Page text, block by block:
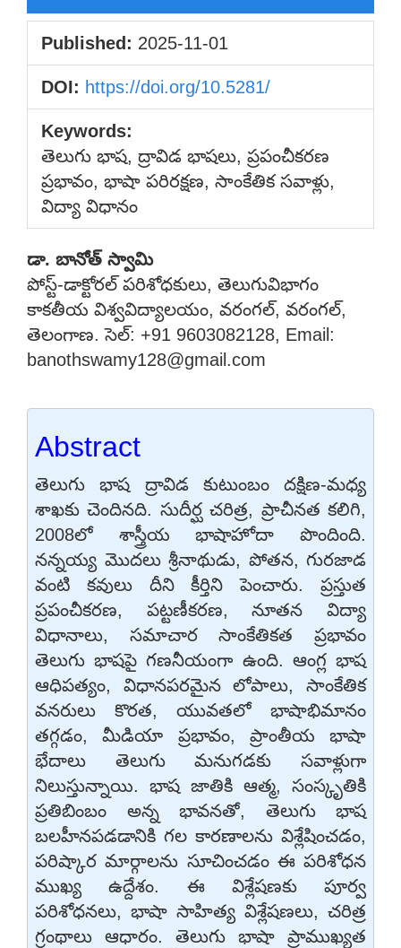
Published: 2025-11-01
DOI: https://doi.org/10.5281/
Keywords:
తెలుగు భాష, ద్రావిడ భాషలు, ప్రపంచీకరణ
ప్రభావం, భాషా పరిరక్షణ, సాంకేతిక సవాళ్లు,
విద్యా విధానం
Main
Article
Content
డా. బానోత్ స్వామి
పోస్ట్-డాక్టోరల్ పరిశోధకులు, తెలుగువిభాగం
కాకతీయ విశ్వవిద్యాలయం, వరంగల్, వరంగల్,
తెలంగాణ. సెల్: +91 9603082128, Email:
banothswamy128@gmail.com
Abstract
తెలుగు భాష ద్రావిడ కుటుంబం దక్షిణ-మధ్య
శాఖకు చెందినది. సుదీర్ఘ చరిత్ర, ప్రాచీనత కలిగి,
2008లో శాస్త్రీయ భాషాహోదా పొందింది.
నన్నయ్య మొదలు శ్రీనాథుడు, పోతన, గురజాడ
వంటి కవులు దీని కీర్తిని పెంచారు. ప్రస్తుత
ప్రపంచీకరణ, పట్టణీకరణ, నూతన విద్యా
విధానాలు, సమాచార సాంకేతికత ప్రభావం
తెలుగు భాషపై గణనీయంగా ఉంది. ఆంగ్ల భాష
ఆధిపత్యం, విధానపరమైన లోపాలు, సాంకేతిక
వనరులు కొరత, యువతలో భాషాభిమానం
తగ్గడం, మీడియా ప్రభావం, ప్రాంతీయ భాషా
భేదాలు తెలుగు మనుగడకు సవాళ్లుగా
నిలుస్తున్నాయి. భాష జాతికి ఆత్మ, సంస్కృతికి
ప్రతిబింబం అన్న భావనతో, తెలుగు భాష
బలహీనపడడానికి గల కారణాలను విశ్లేషించడం,
పరిష్కార మార్గాలను సూచించడం ఈ పరిశోధన
ముఖ్య ఉద్దేశం. ఈ విశ్లేషణకు పూర్వ
పరిశోధనలు, భాషా సాహిత్య విశ్లేషణలు, చరిత్ర
గ్రంథాలు ఆధారం. తెలుగు భాషా ప్రాముఖ్యత